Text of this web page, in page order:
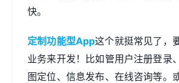
快。
定制功能型App这个就挺常见了，
业务来开发！比如管用户注册登录
图定位、信息发布、在线咨询等。